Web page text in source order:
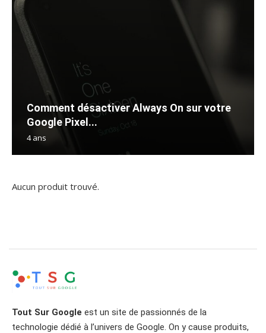
Comment désactiver Always On sur votre
Google Pixel...
4 ans
Aucun produit trouvé.
Tout Sur Google est un site de passionnés de la
technologie dédié à l’univers de Google. On y cause produits,